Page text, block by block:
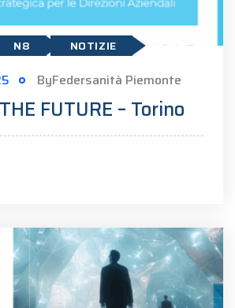
N8 NOTIZIE
ByFedersanità Piemonte
FUTURE – Torino